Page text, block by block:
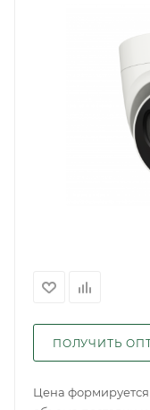
ПОЛУЧИТЬ
Цена